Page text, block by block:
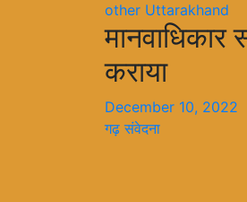
other Uttarakhand
कराया
December 10, 2022
गढ़ संवेदना